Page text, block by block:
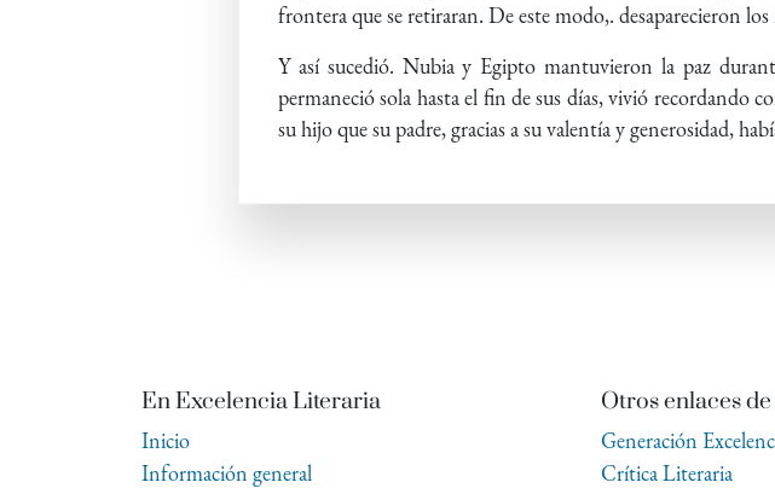
frontera que se retiraran. De este modo,. desaparecieron
Y así sucedió. Nubia y Egipto mantuvieron la paz
permaneció sola hasta el fin de sus días, vivió recordando
su hijo que su padre, gracias a su valentía y generosidad,
En Excelencia Literaria
Inicio
Información general
Otros enlaces
Generación
Crítica Literaria